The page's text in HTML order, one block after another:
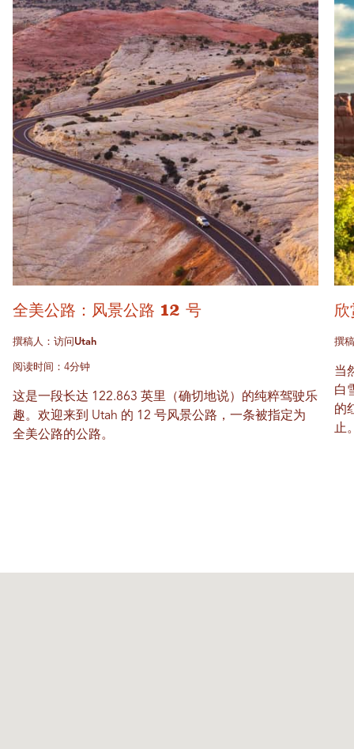
全美公路：风景公路 12 号
撰稿人：访问Utah
阅读时间：4分钟
这是一段长达 122.863 英里（确切地说）的纯粹驾驶乐
趣。欢迎来到 Utah 的 12 号风景公路，一条被指定为
全美公路的公路。
撰
当
白
的
止